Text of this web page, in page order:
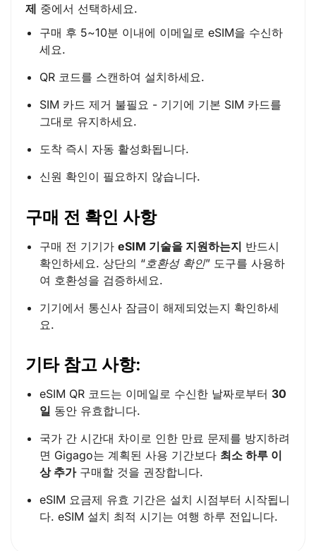
제 중에서 선택하세요.
구매 후 5~10분 이내에 이메일로 eSIM을 수신하
세요.
QR 코드를 스캔하여 설치하세요.
SIM 카드 제거 불필요 - 기기에 기본 SIM 카드를
그대로 유지하세요.
도착 즉시 자동 활성화됩니다.
신원 확인이 필요하지 않습니다.
구매 전 확인 사항
구매 전 기기가 eSIM 기술을 지원하는지 반드시
확인하세요. 상단의 “ 호환성 확인” 도구를 사용하
여 호환성을 검증하세요.
기기에서 통신사 잠금이 해제되었는지 확인하세
요.
기타 참고 사항:
eSIM QR 코드는 이메일로 수신한 날짜로부터 30
일 동안 유효합니다.
국가 간 시간대 차이로 인한 만료 문제를 방지하려
면 Gigago는 계획된 사용 기간보다 최소 하루 이
상 추가구매할 것을 권장합니다.
eSIM 요금제 유효 기간은 설치 시점부터 시작됩니
다. eSIM 설치 최적 시기는 여행 하루 전입니다.